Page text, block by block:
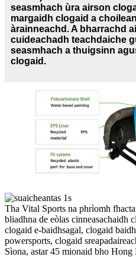
seasmhach ùra airson
margaidh clogaid a
àrainneachd. A bharrachd
cuideachadh teachdaiche
seasmhach a thuigsinn
clogaid.
Tha Vital Sports na phrìomh
bliadhna de eòlas cinneasachaidh
clogaid e-baidhsagal, clogaid
powersports, clogaid
Sìona, astar 45 mionaid bho Hong